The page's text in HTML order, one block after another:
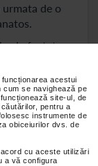
acestui
cum se navighează pe
site-ul, de
pentru a
instrumente de
obiceiurilor dvs. de
cu aceste utilizări
a vă configura
de o
afectat se
se duc in
afectat
cu
scaderii
de mers